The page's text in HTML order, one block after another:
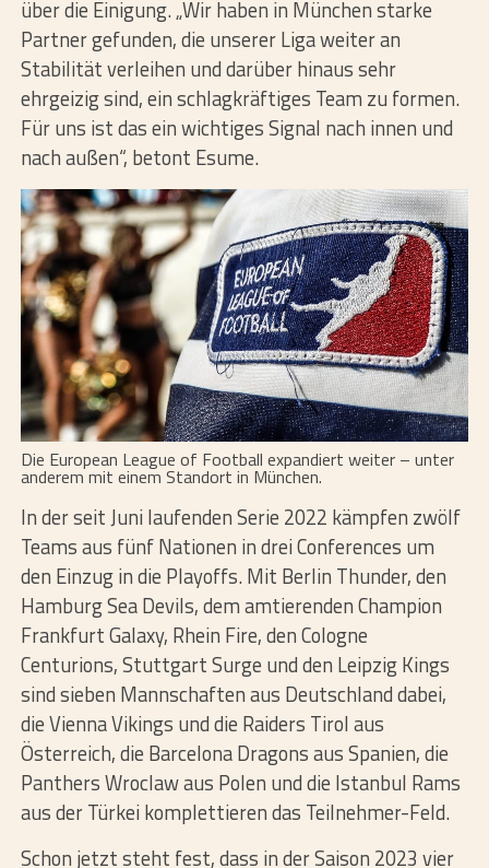
über die Einigung. „Wir haben in München starke
Partner gefunden, die unserer Liga weiter an
Stabilität verleihen und darüber hinaus sehr
ehrgeizig sind, ein schlagkräftiges Team zu formen.
Für uns ist das ein wichtiges Signal nach innen und
nach außen“, betont Esume.
Die European League of Football expandiert weiter – unter
anderem mit einem Standort in München.
In der seit Juni laufenden Serie 2022 kämpfen zwölf
Teams aus fünf Nationen in drei Conferences um
den Einzug in die Playoffs. Mit Berlin Thunder, den
Hamburg Sea Devils, dem amtierenden Champion
Frankfurt Galaxy, Rhein Fire, den Cologne
Centurions, Stuttgart Surge und den Leipzig Kings
sind sieben Mannschaften aus Deutschland dabei,
die Vienna Vikings und die Raiders Tirol aus
Österreich, die Barcelona Dragons aus Spanien, die
Panthers Wroclaw aus Polen und die Istanbul Rams
aus der Türkei komplettieren das Teilnehmer-Feld.
Schon jetzt steht fest, dass in der Saison 2023 vier